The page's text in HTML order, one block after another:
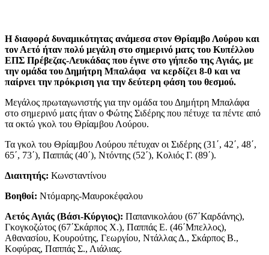
Η διαφορά δυναμικότητας ανάμεσα στον Θρίαμβο Λούρου και
τον Αετό ήταν πολύ μεγάλη στο σημερινό ματς του Κυπέλλου
ΕΠΣ Πρέβεζας-Λευκάδας που έγινε στο γήπεδο της Αγιάς, με
την ομάδα του Δημήτρη Μπαλάφα να κερδίζει 8-0 και να
παίρνει την πρόκριση για την δεύτερη φάση του θεσμού.
Μεγάλος πρωταγωνιστής για την ομάδα του Δημήτρη Μπαλάφα
στο σημερινό ματς ήταν ο Φώτης Σιδέρης που πέτυχε τα πέντε από
τα οκτώ γκολ του Θρίαμβου Λούρου.
Τα γκολ του Θρίαμβου Λούρου πέτυχαν οι Σιδέρης (31΄, 42΄, 48΄,
65΄, 73΄), Παππάς (40΄), Ντόντης (52΄), Κολιός Γ. (89΄).
Διαιτητής: Κωνσταντίνου
Βοηθοί: Ντόμαρης-Μαυροκέφαλου
Αετός Αγιάς (Βάσι-Κύργιος): Παπανικολάου (67΄Καρδάνης),
Γκογκοζώτος (67΄Σκάρπος Χ.), Παππάς Ε. (46΄Μπελλος),
Αθανασίου, Κουρούτης, Γεωργίου, Ντάλλας Δ., Σκάρπος Β.,
Κοφύρας, Παππάς Σ., Λιάλιας.